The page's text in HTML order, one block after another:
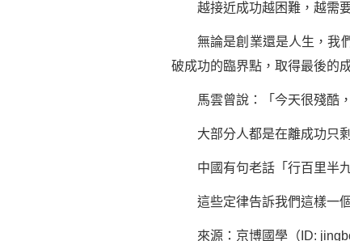
越接近成功越困難，越需要
無論是創業還是人生，我們
破成功的臨界點，取得最後的
馬雲曾說：「今天很殘酷，
大部分人都是在離成功只剩
中國有句老話「行百里半九
這些定律告訴我們這樣一個
來源：京博國學（ID: